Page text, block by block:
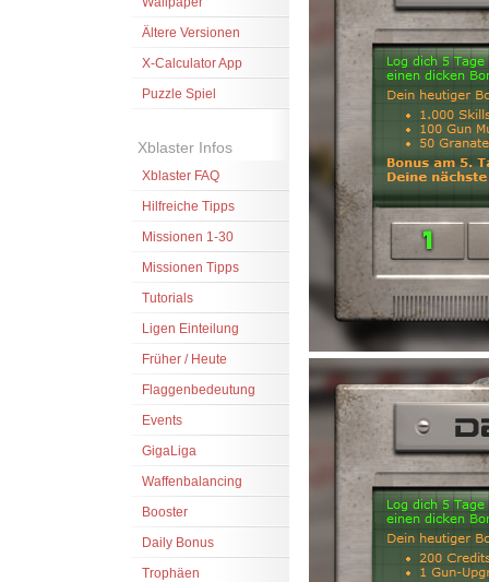
Ältere Versionen
X-Calculator App
Puzzle Spiel
Xblaster Infos
Xblaster FAQ
Hilfreiche Tipps
Missionen 1-30
Missionen Tipps
Tutorials
Ligen Einteilung
Früher / Heute
Flaggenbedeutung
Events
GigaLiga
Waffenbalancing
Booster
Daily Bonus
Trophäen